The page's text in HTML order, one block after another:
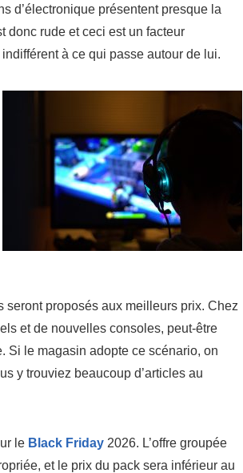
d’électronique présentent presque la
donc rude et ceci est un facteur
à ce qui passe autour de lui.
proposés aux meilleurs prix. Chez
et de nouvelles consoles, peut-être
Si le magasin adopte ce scénario, on
y trouviez beaucoup d’articles au
le Black Friday 2026. L’offre groupée
et le prix du pack sera inférieur au